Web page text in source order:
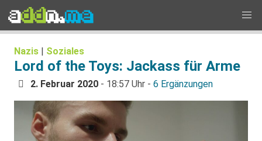
Nazis | Soziales
Lord of the Toys: Jackass für Arme
2. Februar 2020 - 18:57 Uhr - 6 Ergänzungen